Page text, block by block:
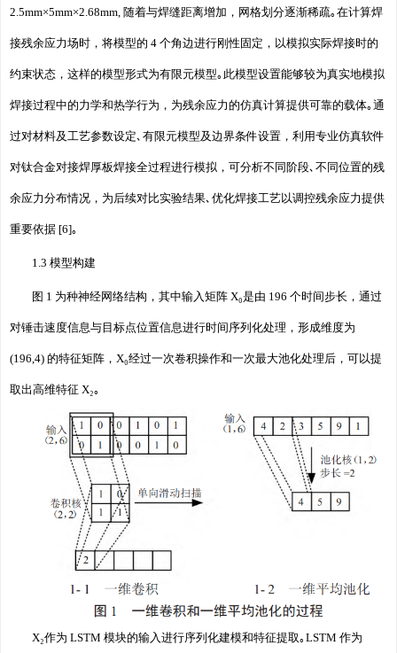
2.5mm×5mm×2.68mm, 随着与焊缝距离增加，网格划分逐渐稀疏｡在计算焊
接残余应力场时，将模型的 4 个角边进行刚性固定，以模拟实际焊接时的
约束状态，这样的模型形式为有限元模型｡此模型设置能够较为真实地模拟
焊接过程中的力学和热学行为，为残余应力的仿真计算提供可靠的载体｡通
过对材料及工艺参数设定､有限元模型及边界条件设置，利用专业仿真软件
对钛合金对接焊厚板焊接全过程进行模拟，可分析不同阶段､不同位置的残
余应力分布情况，为后续对比实验结果､优化焊接工艺以调控残余应力提供
重要依据 [6]｡
1.3 模型构建
图 1 为种神经网络结构，其中输入矩阵 X₀是由 196 个时间步长，通过
对锤击速度信息与目标点位置信息进行时间序列化处理，形成维度为
(196,4) 的特征矩阵，X₀经过一次卷积操作和一次最大池化处理后，可以提
取出高维特征 X₂｡
X₂作为 LSTM 模块的输入进行序列化建模和特征提取｡LSTM 作为